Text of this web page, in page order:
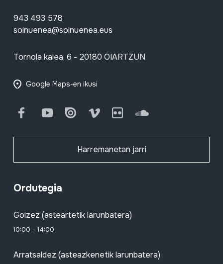
943 493 578
soinuenea@soinuenea.eus
Tornola kalea, 6 - 20180 OIARTZUN
Google Maps-en ikusi
FacebookYoutube Issuu Vimeo Flickr SoundCloud
Harremanetan jarri
Ordutegia
Goizez (asteartetik larunbatera)
10:00 - 14:00
Arratsaldez (asteazkenetik larunbatera)